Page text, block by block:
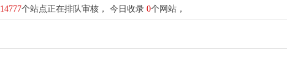
14777个站点正在排队审核， 今日收录 0个网站，